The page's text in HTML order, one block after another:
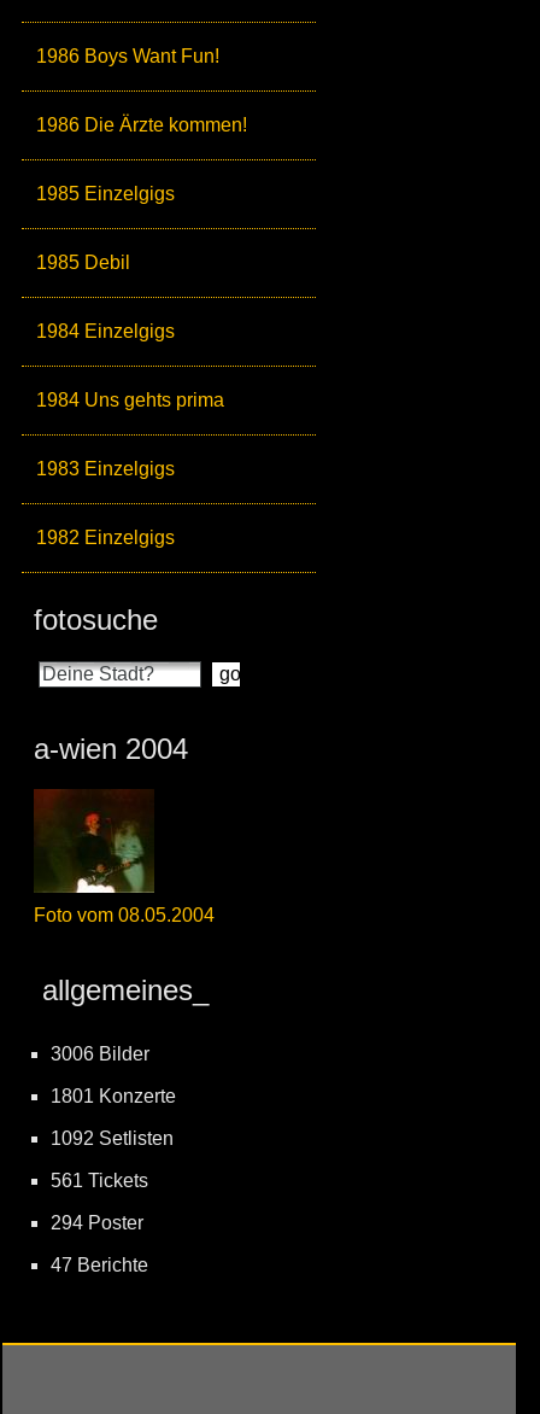
1986 Boys Want Fun!
1986 Die Ärzte kommen!
1985 Einzelgigs
1985 Debil
1984 Einzelgigs
1984 Uns gehts prima
1983 Einzelgigs
1982 Einzelgigs
fotosuche
a-wien 2004
Foto vom 08.05.2004
allgemeines_
3006 Bilder
1801 Konzerte
1092 Setlisten
561 Tickets
294 Poster
47 Berichte